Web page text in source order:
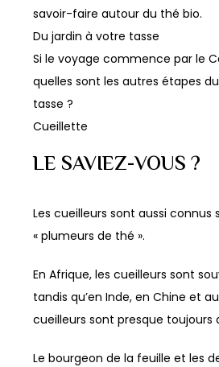
savoir-faire autour du thé bio.
Du jardin à votre tasse
Si le voyage commence par le
quelles sont les autres étapes
tasse ?
Cueillette
LE SAVIEZ-VOUS ?
Les cueilleurs sont aussi connus
« plumeurs de thé ».
En Afrique, les cueilleurs sont
tandis qu’en Inde, en Chine et au
cueilleurs sont presque toujours
Le bourgeon de la feuille et les